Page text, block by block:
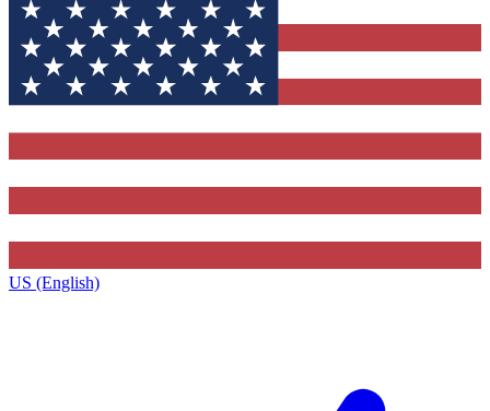
US (English)